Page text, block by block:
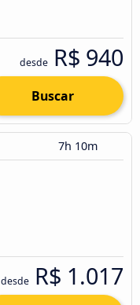
desde R$ 940
Buscar
7h 10m
desde R$ 1.017